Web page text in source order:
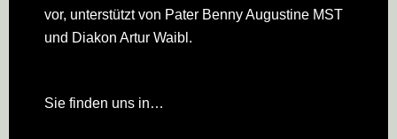
vor, unterstützt von Pater Benny Augustine MST
und Diakon Artur Waibl.
Sie finden uns in…